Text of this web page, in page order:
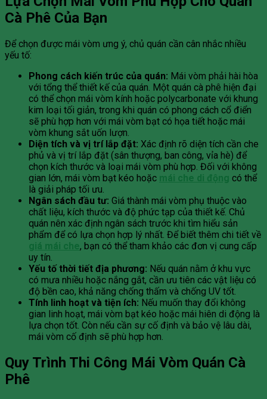
Cà Phê Của Bạn
Để chọn được mái vòm ưng ý, chủ quán cần cân nhắc nhiều
yếu tố:
Phong cách kiến trúc của quán: Mái vòm phải hài hòa
với tổng thể thiết kế của quán. Một quán cà phê hiện đại
có thể chọn mái vòm kính hoặc polycarbonate với khung
kim loại tối giản, trong khi quán có phong cách cổ điển
sẽ phù hợp hơn với mái vòm bạt có họa tiết hoặc mái
vòm khung sắt uốn lượn.
Diện tích và vị trí lắp đặt: Xác định rõ diện tích cần che
phủ và vị trí lắp đặt (sân thượng, ban công, vỉa hè) để
chọn kích thước và loại mái vòm phù hợp. Đối với không
gian lớn, mái vòm bạt kéo hoặc mái che di động có thể
là giải pháp tối ưu.
Ngân sách đầu tư: Giá thành mái vòm phụ thuộc vào
chất liệu, kích thước và độ phức tạp của thiết kế. Chủ
quán nên xác định ngân sách trước khi tìm hiểu sản
phẩm để có lựa chọn hợp lý nhất. Để biết thêm chi tiết về
giá mái che, bạn có thể tham khảo các đơn vị cung cấp
uy tín.
Yếu tố thời tiết địa phương: Nếu quán nằm ở khu vực
có mưa nhiều hoặc nắng gắt, cần ưu tiên các vật liệu có
độ bền cao, khả năng chống thấm và chống UV tốt.
Tính linh hoạt và tiện ích: Nếu muốn thay đổi không
gian linh hoạt, mái vòm bạt kéo hoặc mái hiên di động là
lựa chọn tốt. Còn nếu cần sự cố định và bảo vệ lâu dài,
mái vòm cố định sẽ phù hợp hơn.
Quy Trình Thi Công Mái Vòm Quán Cà
Phê